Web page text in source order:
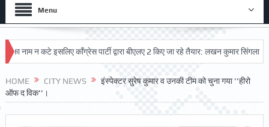
Menu
न कटे इसलिए काँग्रेस पार्टी द्वारा बीएलए 2 किए जा रहे तैयार: लखन कुमार सिंगला
HOME CITY NEWS
इंस्पेक्टर सुरेष कुमार व उनकी टीम को चुना गया ’’हीरो
ऑफ द विक’’।